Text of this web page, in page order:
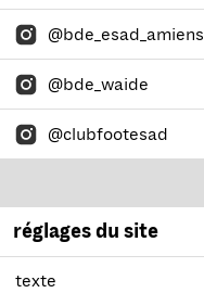
@bde_esad_amiens
@bde_waide
@clubfootesad
réglages du site
texte